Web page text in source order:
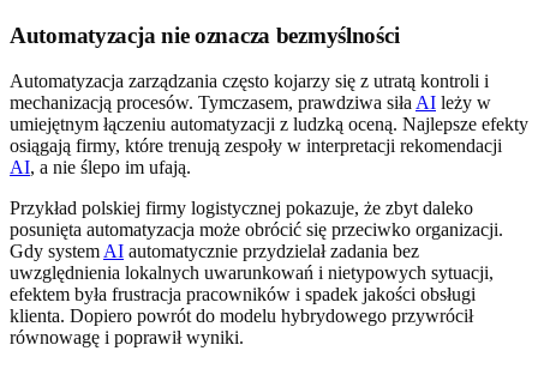
Automatyzacja nie oznacza bezmyślności
Automatyzacja zarządzania często kojarzy się z utratą kontroli i
mechanizacją procesów. Tymczasem, prawdziwa siła AI leży w
umiejętnym łączeniu automatyzacji z ludzką oceną. Najlepsze efekty
osiągają firmy, które trenują zespoły w interpretacji rekomendacji
AI, a nie ślepo im ufają.
Przykład polskiej firmy logistycznej pokazuje, że zbyt daleko
posunięta automatyzacja może obrócić się przeciwko organizacji.
Gdy system AI automatycznie przydzielał zadania bez
uwzględnienia lokalnych uwarunkowań i nietypowych sytuacji,
efektem była frustracja pracowników i spadek jakości obsługi
klienta. Dopiero powrót do modelu hybrydowego przywrócił
równowagę i poprawił wyniki.